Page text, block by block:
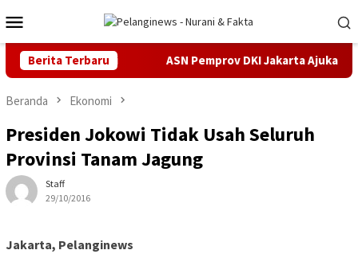
ke
kontenMobile
Berita Terbaru
Pidana Cukai ASN Pemprov DKI Jakarta Ajukan
Beranda Ekonomi
Presiden Jokowi Tidak Usah Seluruh
Provinsi Tanam Jagung
Staff
29/10/2016
Jakarta, Pelanginews